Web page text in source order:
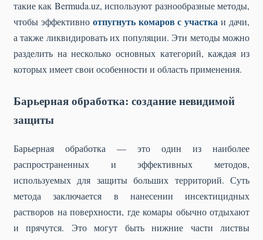
такие как Bermuda.uz, используют разнообразные методы,
чтобы эффективно отпугнуть комаров с участка и дачи,
а также ликвидировать их популяции. Эти методы можно
разделить на несколько основных категорий, каждая из
которых имеет свои особенности и область применения.
Барьерная обработка: создание невидимой
защиты
Барьерная обработка — это один из наиболее
распространенных и эффективных методов,
используемых для защиты больших территорий. Суть
метода заключается в нанесении инсектицидных
растворов на поверхности, где комары обычно отдыхают
и прячутся. Это могут быть нижние части листвы